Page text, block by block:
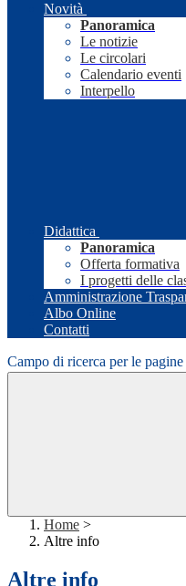
Novità
Panoramica
Le notizie
Le circolari
Calendario eventi
Interpello
Didattica
Panoramica
Offerta formativa
I progetti delle
Amministrazione
Albo Online
Contatti
Campo di ricerca per le
Home >
Altre info
Altre info